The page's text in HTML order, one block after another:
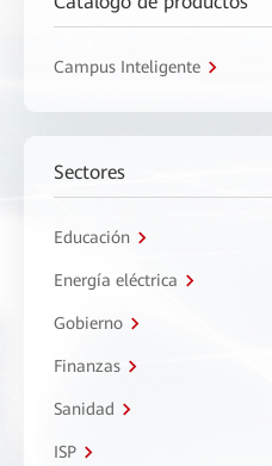
Campus Inteligente
Sectores
Educación
Energía eléctrica
Gobierno
Finanzas
Sanidad
ISP